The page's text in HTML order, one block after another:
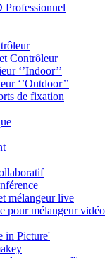
Contrôleur
‘’Indoor’’
‘’Outdoor’’
de fixation
mélangeur live
pour mélangeur vidéo
in Picture'